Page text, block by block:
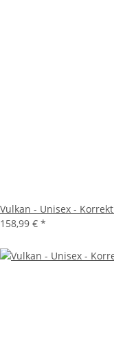
Vulkan - Unisex -
158,99 € *